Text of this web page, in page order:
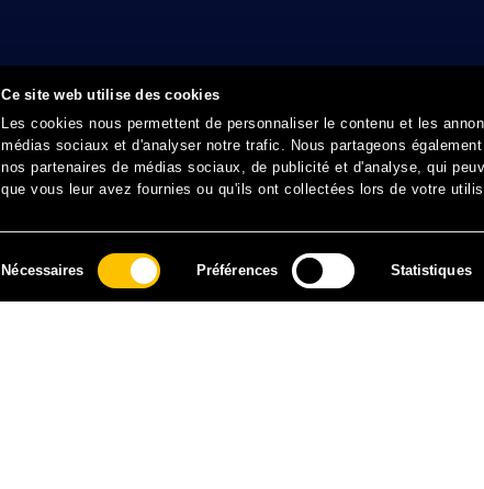
Ce site web utilise des cookies
Les cookies nous permettent de personnaliser le contenu et les
médias sociaux et d'analyser notre trafic. Nous partageons
nos partenaires de médias sociaux, de publicité et d'analyse, qui
que vous leur avez fournies ou qu'ils ont collectées lors de votre
Nécessaires Préférences Statistiques